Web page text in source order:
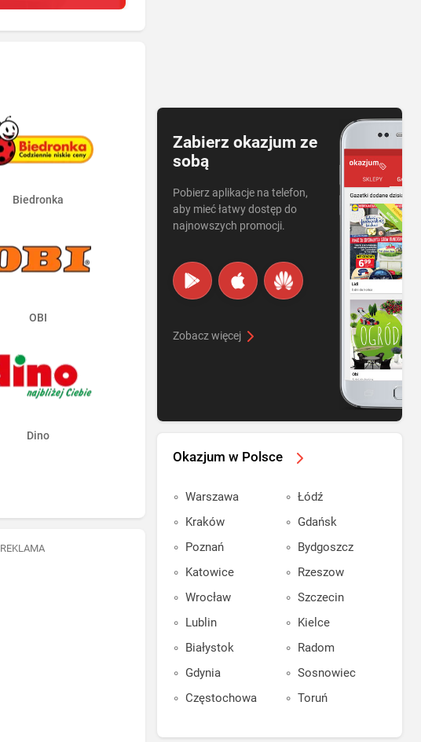
Biedronka
OBI
Dino
REKLAMA
Zabierz okazjum ze
sobą
Pobierz aplikacje na telefon,
aby mieć łatwy dostęp do
najnowszych promocji.
Zobacz więcej
Okazjum w Polsce
Warszawa
Kraków
Poznań
Katowice
Wrocław
Lublin
Białystok
Gdynia
Częstochowa
Łódź
Gdańsk
Bydgoszcz
Rzeszow
Szczecin
Kielce
Radom
Sosnowiec
Toruń